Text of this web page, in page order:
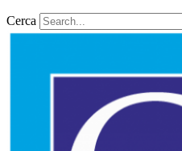
Cerca